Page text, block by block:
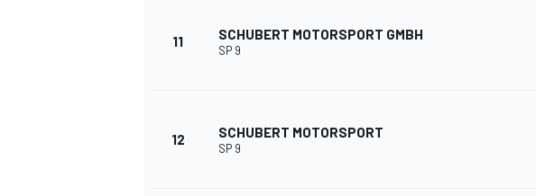
11 SCHUBERT MOTORSPORT GMBH
SP 9
12 SCHUBERT MOTORSPORT
SP 9